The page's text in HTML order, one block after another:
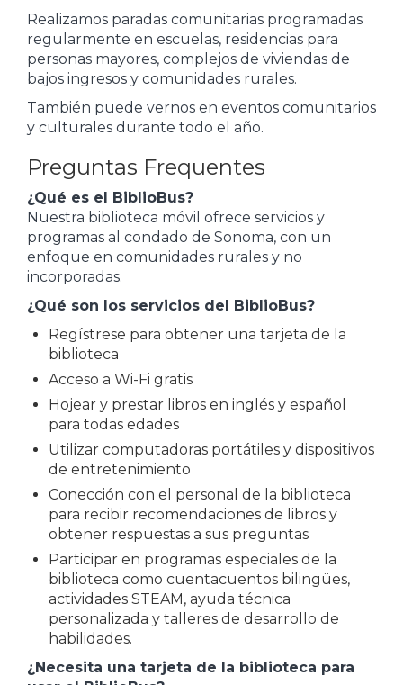
Realizamos paradas comunitarias programadas
regularmente en escuelas, residencias para
personas mayores, complejos de viviendas de
bajos ingresos y comunidades rurales.
También puede vernos en eventos comunitarios
y culturales durante todo el año.
Preguntas Frequentes
¿Qué es el BiblioBus?
Nuestra biblioteca móvil ofrece servicios y
programas al condado de Sonoma, con un
enfoque en comunidades rurales y no
incorporadas.
¿Qué son los servicios del BiblioBus?
Regístrese para obtener una tarjeta de la
biblioteca
Acceso a Wi-Fi gratis
Hojear y prestar libros en inglés y español
para todas edades
Utilizar computadoras portátiles y dispositivos
de entretenimiento
Conección con el personal de la biblioteca
para recibir recomendaciones de libros y
obtener respuestas a sus preguntas
Participar en programas especiales de la
biblioteca como cuentacuentos bilingües,
actividades STEAM, ayuda técnica
personalizada y talleres de desarrollo de
habilidades.
¿Necesita una tarjeta de la biblioteca para